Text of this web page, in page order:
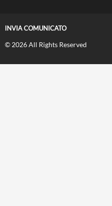
INVIA COMUNICATO
© 2026 All Rights Reserved